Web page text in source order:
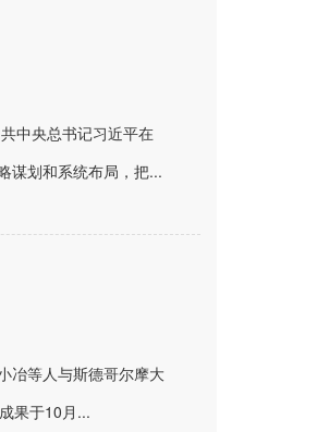
中央总书记习近平在
谋划和系统布局，把...
冶等人与斯德哥尔摩大
果于10月...